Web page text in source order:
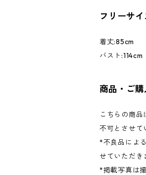
フリーサ
着丈:85cm
バスト:114cm
商品・ご
こちらの商
不可とさせて
*不良品によ
せていただき
*掲載写真は